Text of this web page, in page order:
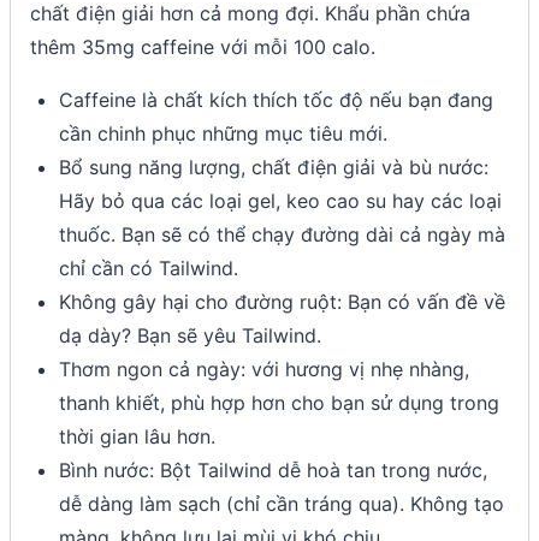
chất điện giải hơn cả mong đợi. Khẩu phần chứa
thêm 35mg caffeine với mỗi 100 calo.
Caffeine là chất kích thích tốc độ nếu bạn đang
cần chinh phục những mục tiêu mới.
Bổ sung năng lượng, chất điện giải và bù nước:
Hãy bỏ qua các loại gel, keo cao su hay các loại
thuốc. Bạn sẽ có thể chạy đường dài cả ngày mà
chỉ cần có Tailwind.
Không gây hại cho đường ruột: Bạn có vấn đề về
dạ dày? Bạn sẽ yêu Tailwind.
Thơm ngon cả ngày: với hương vị nhẹ nhàng,
thanh khiết, phù hợp hơn cho bạn sử dụng trong
thời gian lâu hơn.
Bình nước: Bột Tailwind dễ hoà tan trong nước,
dễ dàng làm sạch (chỉ cần tráng qua). Không tạo